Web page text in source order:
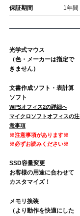
保証期間 1年間
光学式マウス
（色・メーカーは指定で
きません）
文書作成ソフト・表計算
ソフト
WPSオフィス2の詳細へ
マイクロソフトオフィスの注
意事項
※注意事項があります※
※必ずお読みください※
SSD容量変更
お客様の用途に合わせて
カスタマイズ！
メモリ換装
（より動作を快適にした